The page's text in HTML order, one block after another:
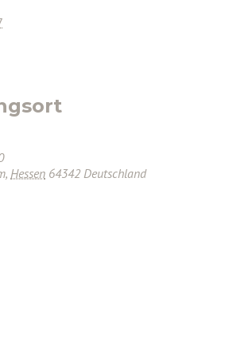
, Hessen 64342 Deutschland